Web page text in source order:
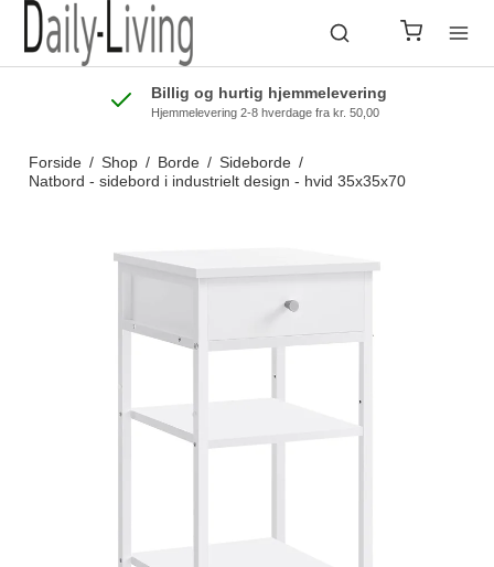
Billig og hurtig hjemmelevering
Hjemmelevering 2-8 hverdage fra kr. 50,00
Forside / Shop / Borde / Sideborde /
Natbord - sidebord i industrielt design - hvid 35x35x70